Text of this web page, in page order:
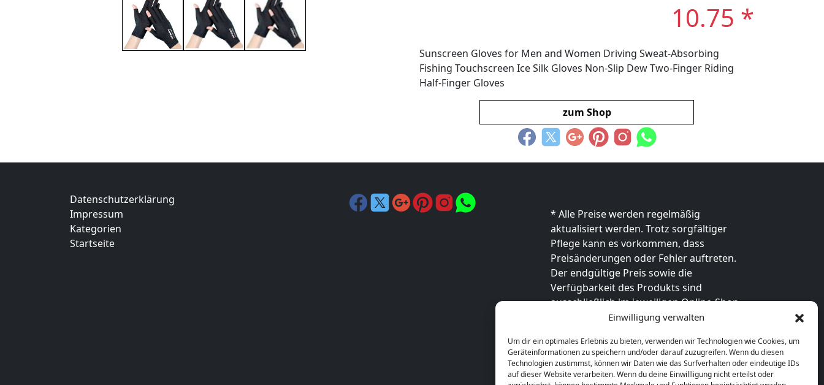
Einwilligung verwalten
Um dir ein optimales Erlebnis zu bieten, verwenden wir Technologien wie Cookies, um
Geräteinformationen zu speichern und/oder darauf zuzugreifen. Wenn du diesen
Technologien zustimmst, können wir Daten wie das Surfverhalten oder eindeutige IDs
auf dieser Website verarbeiten. Wenn du deine Einwillligung nicht erteilst oder
10.75 *
Sunscreen Gloves for Men and Women Driving Sweat-Absorbing
Fishing Touchscreen Ice Silk Gloves Non-Slip Dew Two-Finger Riding
Half-Finger Gloves
zum Shop
Datenschutzerklärung
Impressum
Kategorien
Startseite
* Alle Preise werden regelmäßig
aktualisiert werden. Trotz sorgfältiger
Pflege kann es vorkommen, dass
Preisänderungen oder Fehler auftreten.
Der endgültige Preis sowie die
Verfügbarkeit des Produkts sind
ausschließlich im jeweiligen Online-Shop
des Anbieters verbindlich. Bitte
beim Händler.